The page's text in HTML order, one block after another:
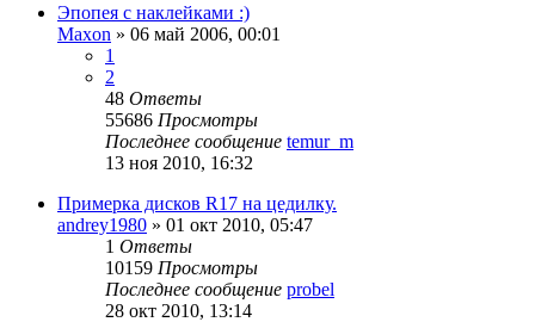
Эпопея с наклейками :)
Maxon » 06 май 2006, 00:01
1
2
48 Ответы
55686 Просмотры
Последнее сообщение temur_m
13 ноя 2010, 16:32
Примерка дисков R17 на цедилку.
andrey1980 » 01 окт 2010, 05:47
1 Ответы
10159 Просмотры
Последнее сообщение probel
28 окт 2010, 13:14